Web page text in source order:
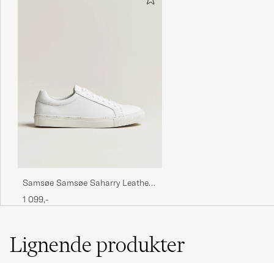
Samsøe Samsøe Saharry Leather
Sneakers White
1 099,-
Lignendeprodukter